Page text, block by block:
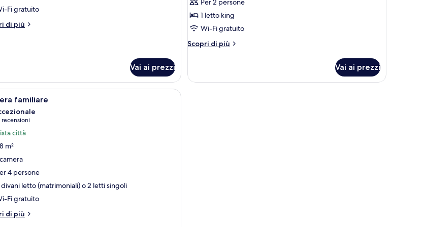
Fi gratuito
di più
Vai ai prezzi
Twinzimmer
Per 2 persone
1 letto king
Wi-Fi gratuito
Scopri di più
Altri
Twinzimmer
Vai ai prezzi
una sedia, un televisore e ampie finestre.Una camera d'albergo con un letto grande, un comodino con una lampada, una finestra con tende e vista sugli
familiare
10
recensioni
città
m²
4 persone
letto (matrimoniali) o 2 letti singoli
Fi gratuito
di più